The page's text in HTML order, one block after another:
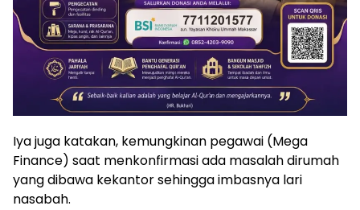
Iya juga katakan, kemungkinan pegawai (Mega
Finance) saat menkonfirmasi ada masalah dirumah
yang dibawa kekantor sehingga imbasnya lari
nasabah.